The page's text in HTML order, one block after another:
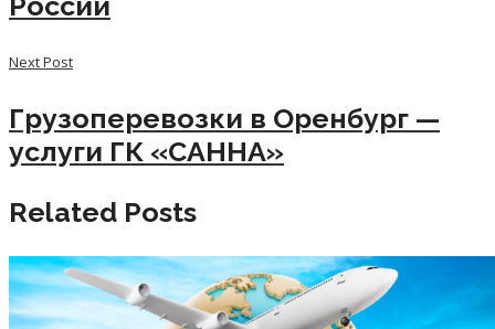
Next Post
Грузоперевозки в Оренбург —
услуги ГК «САННА»
Related Posts